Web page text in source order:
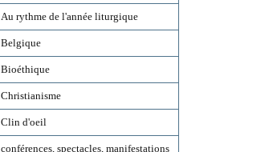
Au rythme de l'année liturgique
Belgique
Bioéthique
Christianisme
Clin d'oeil
conférences, spectacles, manifestations